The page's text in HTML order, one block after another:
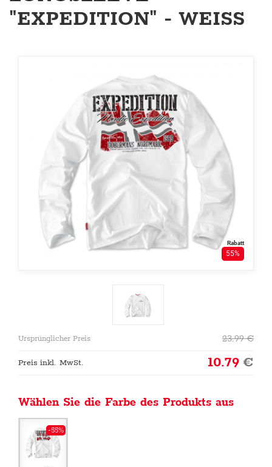
"EXPEDITION" - WEISS
Rabatt
55%
Ursprünglicher Preis 23.99€
Preis inkl. MwSt. 10.79€
Wählen Sie die Farbe des Produkts aus
-55%